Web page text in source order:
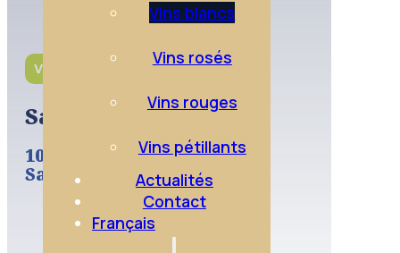
Vins blancs
Vins rosés
Vins rouges
Vins pétillants
Actualités
Contact
Français
VINS BLANCS
Sauvignon
100%
Sauvignon